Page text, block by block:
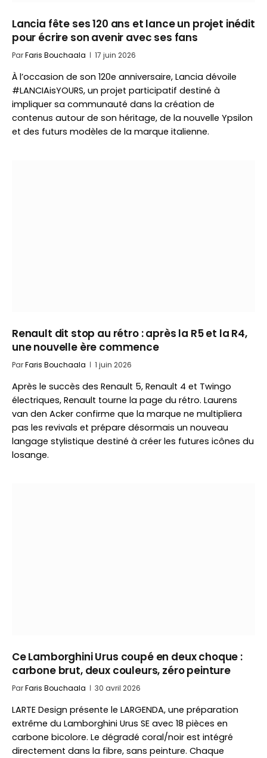
Lancia fête ses 120 ans et lance un projet inédit
pour écrire son avenir avec ses fans
ParFaris Bouchaala 17 juin 2026
À l’occasion de son 120e anniversaire, Lancia dévoile
#LANCIAisYOURS, un projet participatif destiné à
impliquer sa communauté dans la création de
contenus autour de son héritage, de la nouvelle Ypsilon
et des futurs modèles de la marque italienne.
Renault dit stop au rétro : après la R5 et la R4,
une nouvelle ère commence
ParFaris Bouchaala 1 juin 2026
Après le succès des Renault 5, Renault 4 et Twingo
électriques, Renault tourne la page du rétro. Laurens
van den Acker confirme que la marque ne multipliera
pas les revivals et prépare désormais un nouveau
langage stylistique destiné à créer les futures icônes du
losange.
Ce Lamborghini Urus coupé en deux choque :
carbone brut, deux couleurs, zéro peinture
ParFaris Bouchaala 30 avril 2026
LARTE Design présente le LARGENDA, une préparation
extrême du Lamborghini Urus SE avec 18 pièces en
carbone bicolore. Le dégradé coral/noir est intégré
directement dans la fibre, sans peinture. Chaque